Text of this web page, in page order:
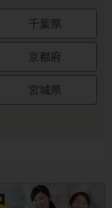
千葉県
京都府
宮城県